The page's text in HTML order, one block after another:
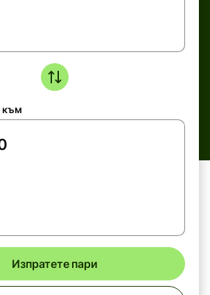
към
Изпратете пари